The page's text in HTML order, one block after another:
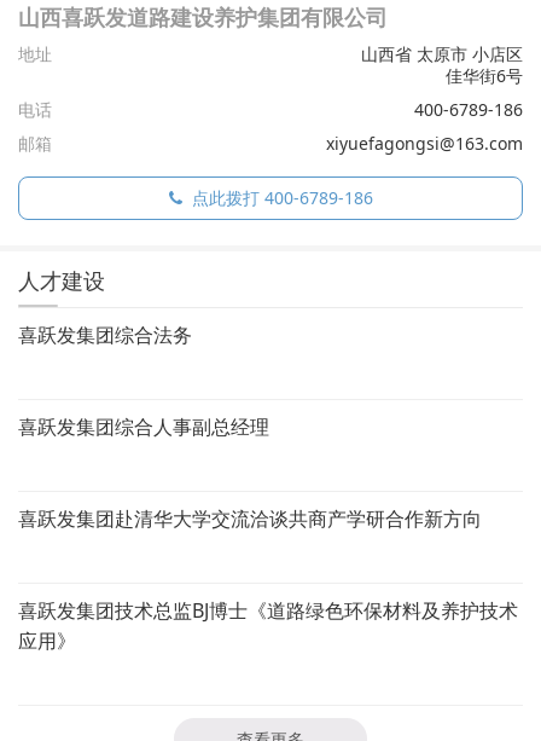
山西喜跃发道路建设养护集团有限公司
地址
山西省 太原市 小店区
佳华街6号
电话
400-6789-186
邮箱
xiyuefagongsi@163.com
点此拨打 400-6789-186
人才建设
喜跃发集团综合法务
喜跃发集团综合人事副总经理
喜跃发集团赴清华大学交流洽谈共商产学研合作新方向
喜跃发集团技术总监BJ博士《道路绿色环保材料及养护技术
应用》